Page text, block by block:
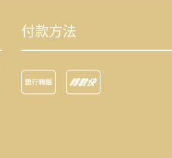
付款方法